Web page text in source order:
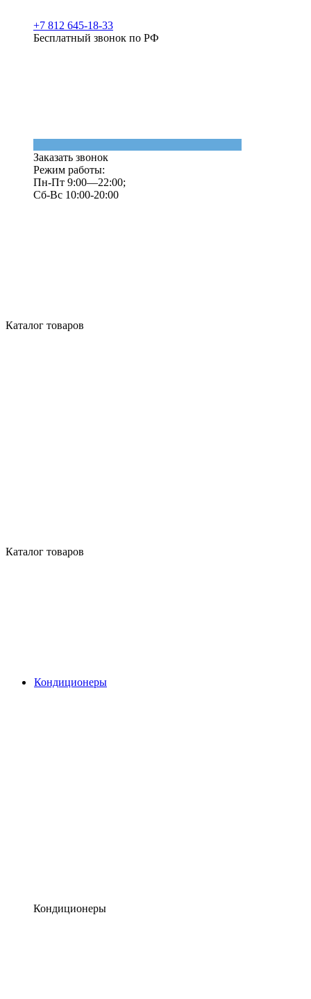
+7 812 645-18-33
Бесплатный звонок по РФ
Заказать звонок
Режим работы:
Пн-Пт 9:00—22:00;
Сб-Вс 10:00-20:00
Каталог товаров
Каталог товаров
Кондиционеры
Кондиционеры